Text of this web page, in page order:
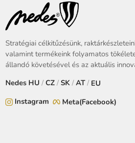
Stratégiai célkitűzésünk,
valamint termékeink folyamatos
állandó követésével és az aktuális
Nedes HU /CZ /SK / AT/ EU
Instagram
Meta(Facebook)